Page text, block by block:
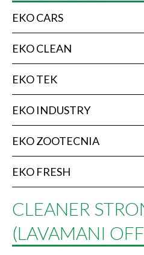
EKO CARS
EKO CLEAN
EKO TEK
EKO INDUSTRY
EKO ZOOTECNIA
EKO FRESH
CLEANER
(LAVAMANI